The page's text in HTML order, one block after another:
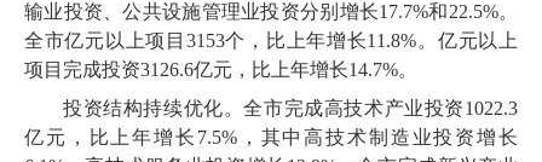
输业投资、公共设施管理业投资分别增长17.7%和22.5%。
全市亿元以上项目 3153个，比上年增长11 .8%。亿元以上
项目完成投资3126.6亿元，比上年增长14.7%。
投资结构持续优化。全市完成高技术产业投资1022.3
亿元，比上年增长 7.5%，其中高技术制造业投资增长